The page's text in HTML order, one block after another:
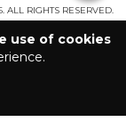
use of cookies
ALL RIGHTS RESERVED.